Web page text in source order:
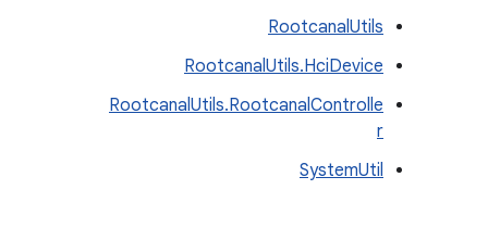
RootcanalUtils
RootcanalUtils.HciDevice
RootcanalUtils.RootcanalControlle
r
SystemUtil